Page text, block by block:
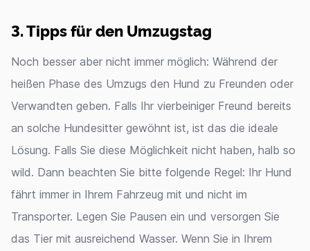
3. Tipps für den Umzugstag
Noch besser aber nicht immer möglich: Während der
heißen Phase des Umzugs den Hund zu Freunden oder
Verwandten geben. Falls Ihr vierbeiniger Freund bereits
an solche Hundesitter gewöhnt ist, ist das die ideale
Lösung. Falls Sie diese Möglichkeit nicht haben, halb so
wild. Dann beachten Sie bitte folgende Regel: Ihr Hund
fährt immer in Ihrem Fahrzeug mit und nicht im
Transporter. Legen Sie Pausen ein und versorgen Sie
das Tier mit ausreichend Wasser. Wenn Sie in Ihrem